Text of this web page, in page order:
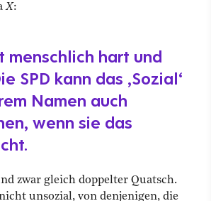
X:
menschlich hart und
SPD kann das ‚Sozial‘
Namen auch
wenn sie das
zwar gleich doppelter Quatsch.
unsozial, von denjenigen, die